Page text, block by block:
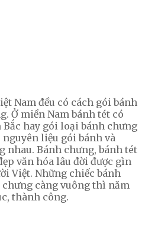
Nam đều có cách gói bánh
Ở miền Nam bánh tét có
hay gói loại bánh chưng
liệu gói bánh và
nhau. Bánh chưng, bánh tét
văn hóa lâu đời được gìn
Việt. Những chiếc bánh
càng vuông thì năm
thành công.